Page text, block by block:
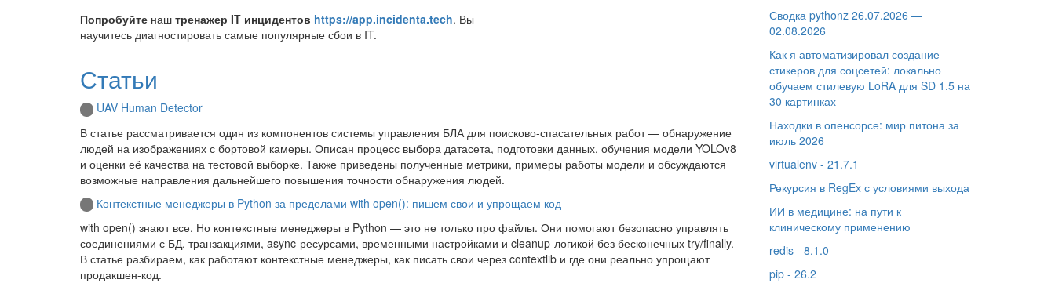
Попробуйте наш тренажер IT инцидентов https://app.incidenta.tech. Вы
научитесь диагностировать самые популярные сбои в IT.
Статьи
UAV Human Detector
В статье рассматривается один из компонентов системы управления БЛА для поисково-спасательных работ — обнаружение
людей на изображениях с бортовой камеры. Описан процесс выбора датасета, подготовки данных, обучения модели YOLOv8
и оценки её качества на тестовой выборке. Также приведены полученные метрики, примеры работы модели и обсуждаются
возможные направления дальнейшего повышения точности обнаружения людей.
Контекстные менеджеры в Python за пределами with open(): пишем свои и упрощаем код
with open() знают все. Но контекстные менеджеры в Python — это не только про файлы. Они помогают безопасно управлять
соединениями с БД, транзакциями, async‑ресурсами, временными настройками и cleanup‑логикой без бесконечных try/finally.
В статье разбираем, как работают контекстные менеджеры, как писать свои через contextlib и где они реально упрощают
продакшен‑код.
Сводка pythonz 26.07.2026 —
02.08.2026
Как я автоматизировал создание
стикеров для соцсетей: локально
обучаем стилевую LoRA для SD 1.5 на
30 картинках
Находки в опенсорсе: мир питона за
июль 2026
virtualenv - 21.7.1
Рекурсия в RegEx с условиями выхода
ИИ в медицине: на пути к
клиническому применению
redis - 8.1.0
pip - 26.2